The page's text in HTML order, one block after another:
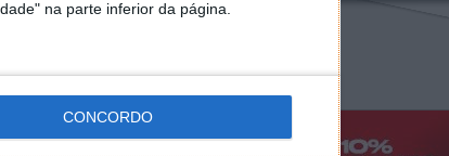
na parte inferior da página.
CONCORDO